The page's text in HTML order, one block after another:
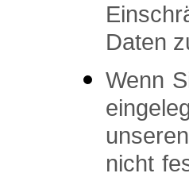
Daten
Wenn
nicht